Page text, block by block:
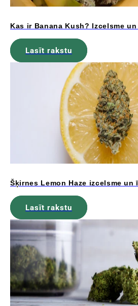
Kas ir Banana Kush? Izcelsme
Lasīt rakstu
Šķirnes Lemon Haze izcelsme un
Lasīt rakstu